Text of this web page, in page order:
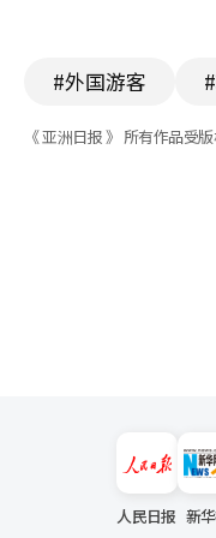
#外国游客
《 亚洲日报 》 所有作品受
人民日报 新